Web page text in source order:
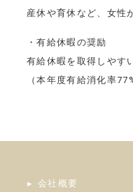
産休や育休など、女性
・有給休暇の奨励
有給休暇を取得しやす
（本年度有給消化率
会社概要